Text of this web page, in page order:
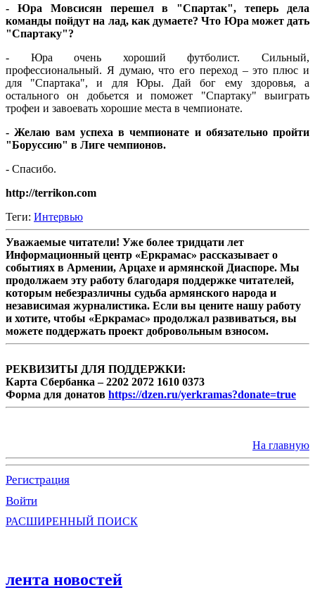
- Юра Мовсисян перешел в "Спартак", теперь дела
команды пойдут на лад, как думаете? Что Юра может дать
"Спартаку"?
- Юра очень хороший футболист. Сильный,
профессиональный. Я думаю, что его переход – это плюс и
для "Спартака", и для Юры. Дай бог ему здоровья, а
остального он добьется и поможет "Спартаку" выиграть
трофеи и завоевать хорошие места в чемпионате.
- Желаю вам успеха в чемпионате и обязательно пройти
"Боруссию" в Лиге чемпионов.
- Спасибо.
http://terrikon.com
Теги: Интервью
Уважаемые читатели! Уже более тридцати лет
Информационный центр «Еркрамас» рассказывает о
событиях в Армении, Арцахе и армянской Диаспоре. Мы
продолжаем эту работу благодаря поддержке читателей,
которым небезразличны судьба армянского народа и
независимая журналистика. Если вы цените нашу работу
и хотите, чтобы «Еркрамас» продолжал развиваться, вы
можете поддержать проект добровольным взносом.
РЕКВИЗИТЫ ДЛЯ ПОДДЕРЖКИ:
Карта Сбербанка – 2202 2072 1610 0373
Форма для донатов https://dzen.ru/yerkramas?donate=true
На главную
Регистрация
Войти
РАСШИРЕННЫЙ ПОИСК
лента новостей